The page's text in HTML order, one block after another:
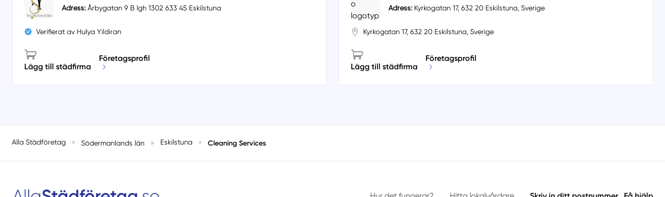
Adress: Årbygatan 9 B lgh 1302 633 45 Eskilstuna
Verifierat av Hulya Yildiran
Lägg till städfirma
Företagsprofil
Adress: Kyrkogatan 17, 632 20 Eskilstuna, Sverige
Kyrkogatan 17, 632 20 Eskilstuna, Sverige
Lägg till städfirma
Företagsprofil
Alla Städföretag » Södermanlands län » Eskilstuna » Cleaning Services